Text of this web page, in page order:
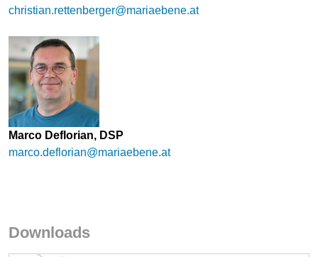
christian.rettenberger@mariaebene.at
Marco Deflorian, DSP
marco.deflorian@mariaebene.at
Downloads